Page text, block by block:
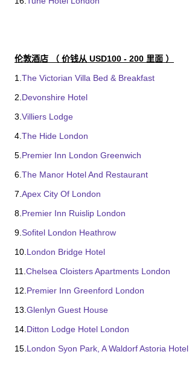
伦敦酒店 （ 价钱从 USD100 - 200 里面 ）
1. The Victorian Villa Bed & Breakfast
2. Devonshire Hotel
3. Villiers Lodge
4. The Hide London
5. Premier Inn London Greenwich
6. The Manor Hotel And Restaurant
7. Apex City Of London
8. Premier Inn Ruislip London
9. Sofitel London Heathrow
10. London Bridge Hotel
11. Chelsea Cloisters Apartments London
12. Premier Inn Greenford London
13. Glenlyn Guest House
14. Ditton Lodge Hotel London
15. London Syon Park, A Waldorf Astoria Hotel